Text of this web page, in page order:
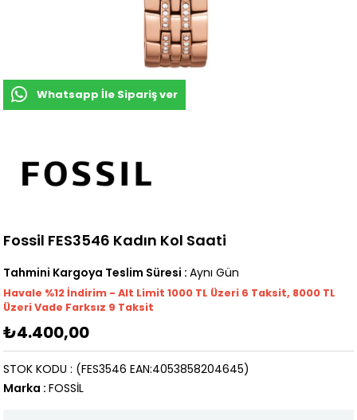
Whatsapp İle Sipariş ver
Fossil FES3546 Kadın Kol Saati
Tahmini Kargoya Teslim Süresi : Aynı Gün
Havale %12 İndirim - Alt Limit 1000 TL Üzeri 6 Taksit, 8000 TL
Üzeri Vade Farksız 9 Taksit
₺4.400,00
(FES3546 EAN:4053858204645)
STOK KODU
Marka : FOSSİL